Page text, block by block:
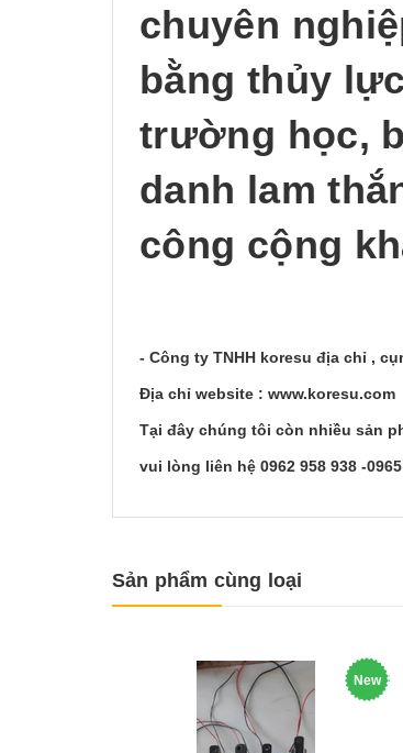
chuyên
bằng thủy
trường học,
danh lam
công cộng
- Công ty TNHH koresu địa chỉ ,
Địa chỉ website : www.koresu.com
Tại đây chúng tôi còn nhiều sản
vui lòng liên hệ 0962 958 938 -
Sản phẩm cùng loại
New